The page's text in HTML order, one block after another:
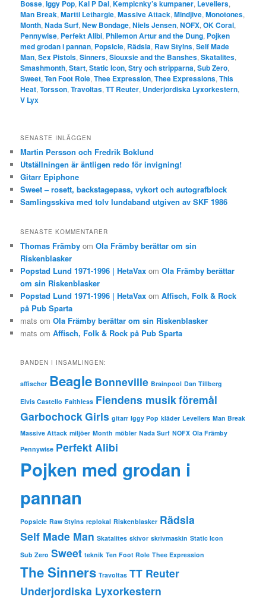
Bosse,Iggy Pop,Kal P Dal,Kempicnky’s kumpaner, Levellers,
Man Break,Martti Lethargie,Massive Attack,Mindjive,Monotones,
Month,Nada Surf,New Bondage,Niels Jensen,NOFX,OK Coral,
Pennywise, Perfekt Alibi, Philemon Artur and the Dung, Pojken
med grodan i pannan, Popsicle, Rädsla, Raw Stylns,Self Made
Man,Sex Pistols,Sinners,Siouxsie and the Banshes,Skatalites,
Smashmonth,Start,Static Icon,Stry och stripparna,Sub Zero,
Sweet,Ten Foot Role,Thee Expression,Thee Expressions,This
Heat,Torsson,Travoltas,TT Reuter, Underjordiska Lyxorkestern,
V Lyx
SENASTE INLÄGGEN
Martin Persson och Fredrik Boklund
Utställningen är äntligen redo för invigning!
Gitarr Epiphone
Sweet – rosett, backstagepass, vykort och autografblock
Samlingsskiva med tolv lundaband utgiven av SKF 1986
SENASTE KOMMENTARER
Thomas Främby omOla Främby berättar om sin
Riskenblasker
Popstad Lund 1971-1996 | HetaVax omOla Främby berättar
om sin Riskenblasker
Popstad Lund 1971-1996 | HetaVax omAffisch, Folk & Rock
på Pub Sparta
mats omOla Främby berättar om sin Riskenblasker
mats omAffisch, Folk & Rock på Pub Sparta
BANDEN I INSAMLINGEN:
affischer Beagle Bonneville Brainpool Dan Tillberg
Elvis Castello Faithless Fiendens musikföremål
GarbochockGirls gitarr Iggy Pop kläder Levellers Man Break
Massive Attack miljöer Month möbler Nada Surf NOFX Ola Främby
Pennywise Perfekt Alibi
Pojken med grodan i
pannan
Popsicle Raw Stylns replokal Riskenblasker Rädsla
Self Made Man Skatalites skivor skrivmaskin Static Icon
Sub Zero Sweet teknik Ten Foot Role Thee Expression
The Sinners Travoltas TT Reuter
Underjordiska Lyxorkestern